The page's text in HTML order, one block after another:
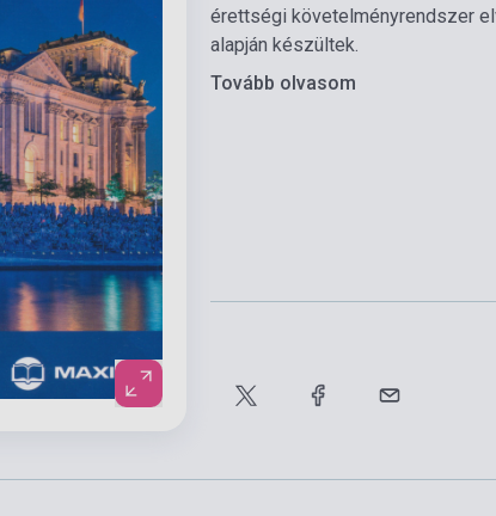
érettségi követelményrendszer
alapján készültek.
Tovább olvasom